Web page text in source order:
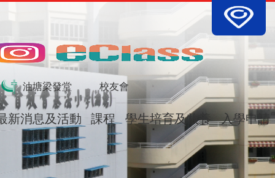
油塘梁發堂 校友會
新消息及活動 課程 學生培育及牧養 入學申請